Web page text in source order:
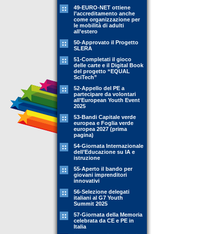
49-EURO-NET ottiene
l’accreditamento anche
come organizzazione per
le mobilità di adulti
all’estero
50-Approvato il Progetto
SLERA
51-Completati il gioco
delle carte e il Digital Book
del progetto “EQUAL
SciTech”
52-Appello del PE a
partecipare da volontari
all’European Youth Event
2025
53-Bandi Capitale verde
europea e Foglia verde
europea 2027 (prima
pagina)
54-Giornata Internazionale
dell’Educazione su IA e
istruzione
55-Aperto il bando per
giovani imprenditori
innovativi
56-Selezione delegati
italiani al G7 Youth
Summit 2025
57-Giornata della Memoria
celebrata da CE e PE in
Italia